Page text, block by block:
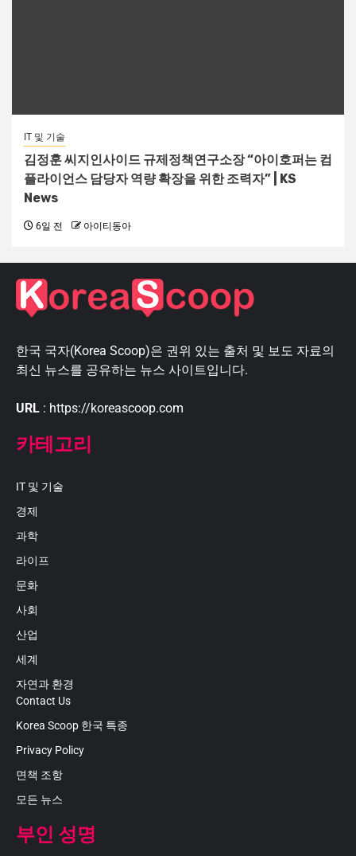
IT 및 기술
김정훈 씨지인사이드 규제정책연구소장 “아이호퍼는 컴
플라이언스 담당자 역량 확장을 위한 조력자” | KS
News
6일 전 아이티동아
한국 국자(Korea Scoop)은 권위 있는 출처 및 보도 자료의
최신 뉴스를 공유하는 뉴스 사이트입니다.
URL : https://koreascoop.com
카테고리
IT 및 기술
경제
과학
라이프
문화
사회
산업
세계
자연과 환경
Contact Us
Korea Scoop 한국 특종
Privacy Policy
면책 조항
모든 뉴스
부인 성명